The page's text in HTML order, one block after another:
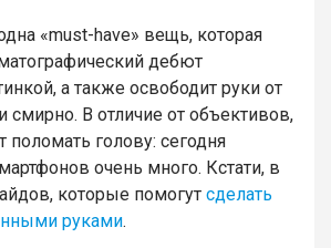
«must-have» вещь, которая
дебют
а также освободит руки от
смирно. В отличие от объективов,
поломать голову: сегодня
очень много. Кстати, в
которые помогут сделать
руками.